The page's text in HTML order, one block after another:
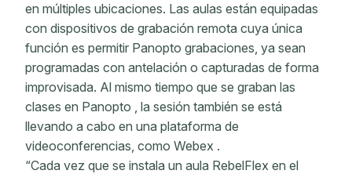
en múltiples ubicaciones. Las aulas están equipadas
con dispositivos de grabación remota cuya única
función es permitir Panopto grabaciones, ya sean
programadas con antelación o capturadas de forma
improvisada. Al mismo tiempo que se graban las
clases en Panopto , la sesión también se está
llevando a cabo en una plataforma de
videoconferencias, como Webex .
“Cada vez que se instala un aula RebelFlex en el